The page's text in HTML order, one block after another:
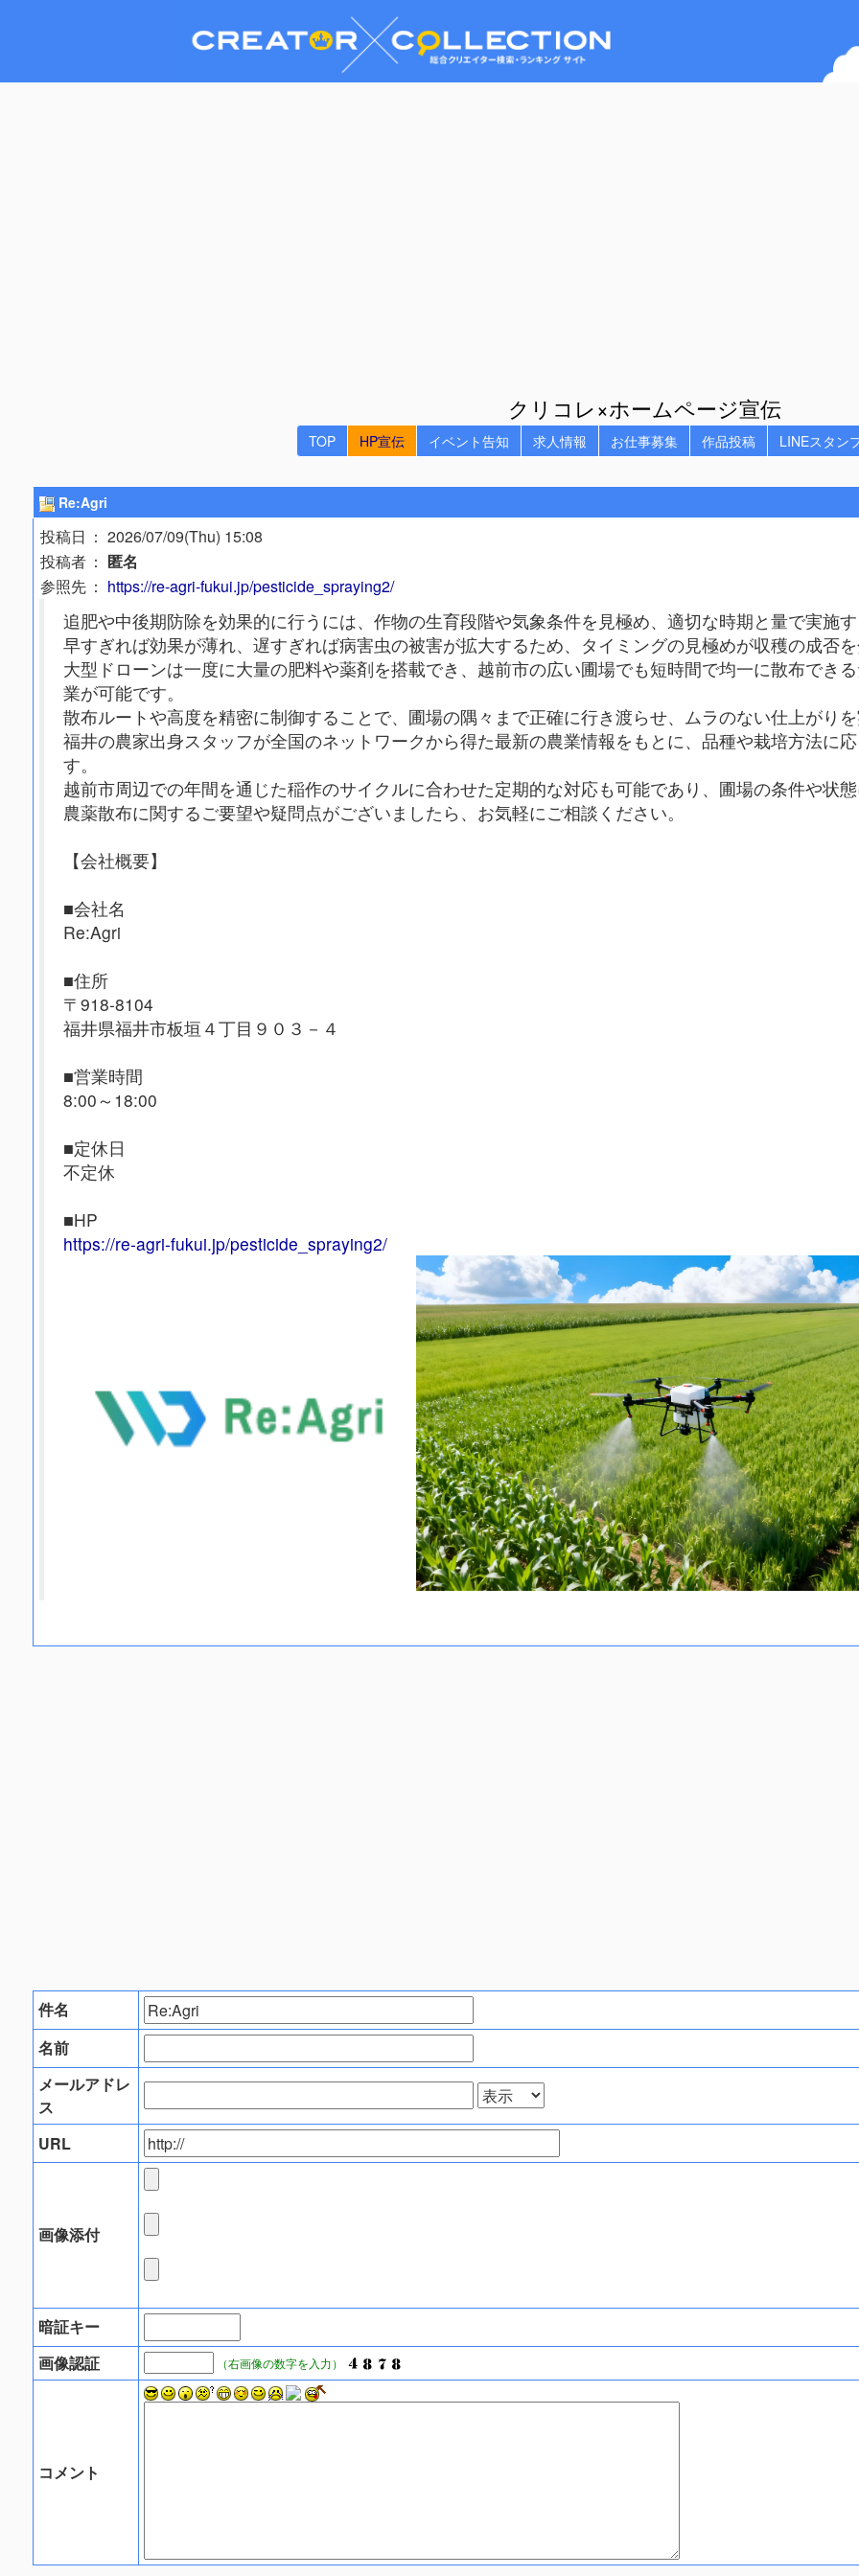
クリコレ×ホームページ宣伝
TOP HP宣伝 イベント告知 求人情報 お仕事募集 作品投稿 LINEスタン
Re:Agri
投稿日 ： 2026/07/09(Thu) 15:08
投稿者 ： 匿名
参照先 ： https://re-agri-fukui.jp/pesticide_spraying2/
追肥や中後期防除を効果的に行うには、作物の生育段階や気象条件を見極め、適切な時期と量で実施
早すぎれば効果が薄れ、遅すぎれば病害虫の被害が拡大するため、タイミングの見極めが収穫の成否
大型ドローンは一度に大量の肥料や薬剤を搭載でき、越前市の広い圃場でも短時間で均一に散布でき
業が可能です。
散布ルートや高度を精密に制御することで、圃場の隅々まで正確に行き渡らせ、ムラのない仕上がり
福井の農家出身スタッフが全国のネットワークから得た最新の農業情報をもとに、品種や栽培方法に
す。
越前市周辺での年間を通じた稲作のサイクルに合わせた定期的な対応も可能であり、圃場の条件や状
農薬散布に関するご要望や疑問点がございましたら、お気軽にご相談ください。
【会社概要】
■会社名
Re:Agri
■住所
〒918-8104
福井県福井市板垣４丁目９０３－４
■営業時間
8:00～18:00
■定休日
不定休
■HP
https://re-agri-fukui.jp/pesticide_spraying2/
件名
名前
メールアドレ
ス
URL
画像添付
暗証キー
画像認証
（右画像の数字を入力）
コメント